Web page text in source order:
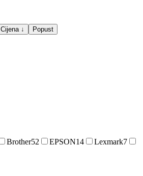
Cijena ↓ Popust
Brother52 EPSON14 Lexmark7